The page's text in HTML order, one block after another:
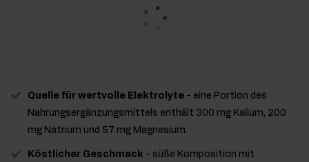
Quelle für wertvolle Elektrolyte - eine Portion des
Nahrungsergänzungsmittels enthält 300 mg Kalium, 200
mg Natrium und 57 mg Magnesium.
Köstlicher Geschmack - süße Komposition mit